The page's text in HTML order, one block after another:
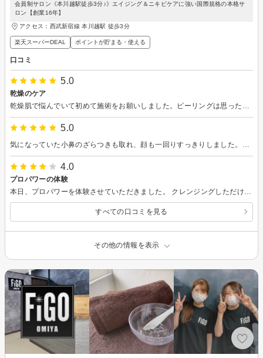
会員制サロン《本川越駅徒歩3分♪》エイジング＆ニキビケアに強い国際規格の本格サ
ロン【創業16年】
アクセス：西武新宿線 本川越駅 徒歩3分
楽天スーパーDEAL ポイントが貯まる・使える
口コミ
5.0
乾燥のケア
5.0
4.0
プロパワーの体験
すべての口コミを見る
その他の情報を表示